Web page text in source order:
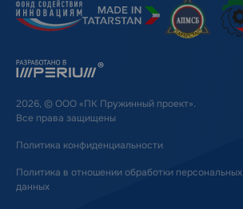
2026, © ООО «ПК Пружинный проект».
Все права защищены
Политика конфиденциальности
Политика в отношении обработки персональных
данных